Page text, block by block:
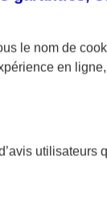
pour
le nom de
en
utilisateurs